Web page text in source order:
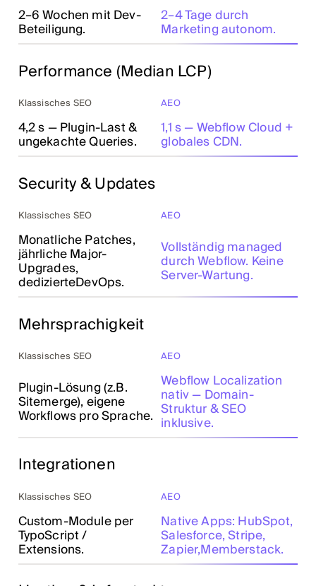
2–6 Wochen mit Dev-
Beteiligung.
2–4 Tage durch
Marketing autonom.
Performance (Median LCP)
Klassisches SEO AEO
4,2 s — Plugin-Last &
ungekachte Queries.
1,1 s — Webflow Cloud +
globales CDN.
Security & Updates
Klassisches SEO AEO
Monatliche Patches,
jährliche Major-
Upgrades,
dedizierteDevOps.
Vollständig managed
durch Webflow. Keine
Server-Wartung.
Mehrsprachigkeit
Klassisches SEO AEO
Plugin-Lösung (z.B.
Sitemerge), eigene
Workflows pro Sprache.
Webflow Localization
nativ — Domain-
Struktur & SEO
inklusive.
Integrationen
Klassisches SEO AEO
Custom-Module per
TypoScript /
Extensions.
Native Apps: HubSpot,
Salesforce, Stripe,
Zapier,Memberstack.